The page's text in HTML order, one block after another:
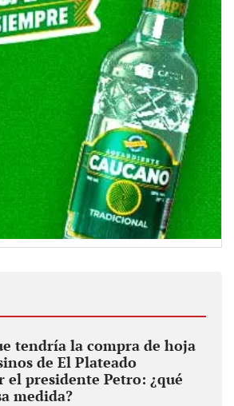
tendría la compra de hoja
de El Plateado
el presidente Petro: ¿qué
medida?